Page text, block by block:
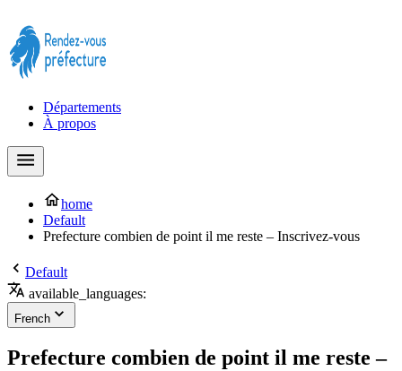
Départements
À propos
home
Default
Prefecture combien de point il me reste – Inscrivez-vous
Default
available_languages:
French
Prefecture combien de point il me reste –